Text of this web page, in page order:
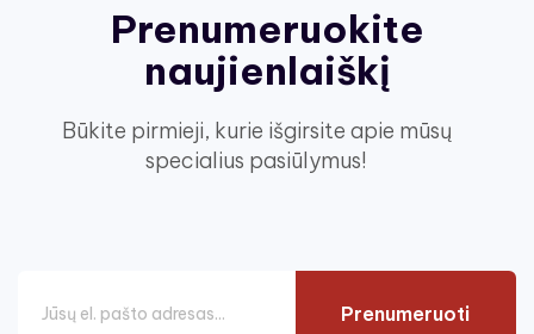
Prenumeruokite
naujienlaiškį
Būkite pirmieji, kurie išgirsite apie mūsų
specialius pasiūlymus!
Prenumeruoti